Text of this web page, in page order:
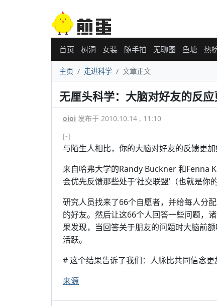
首页 树洞 女装 随手拍 无聊图 鱼塘 热
主页 走进科学 文章正文
无厘头科学：大脑对好友的反
oioi 发布于 2010.10.14 , 11:10
[-]
与陌生人相比，你的大脑对好友的反馈更
来自哈弗大学的Randy Buckner 和Fenna
会优先反馈那些处于‘社交联盟’（也就是你
研究人员找来了66个自愿者，并给每人分
的好友。然后让这66个人回答一些问题，
果发现，当回答关于朋友的问题时大脑前
活跃。
# 这个结果告诉了我们：人脉比共同信念更
来源